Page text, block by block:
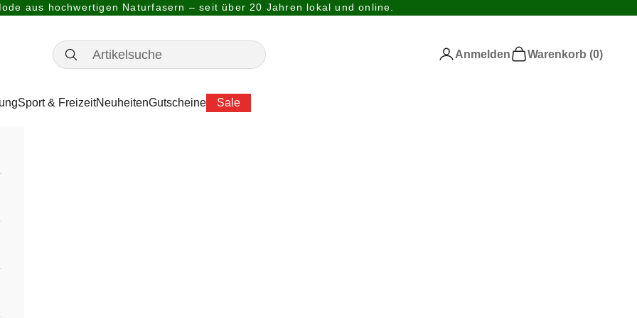
aus hochwertigen Naturfasern – seit über 20 Jahren lokal und online.
Sport & FreizeitNeuheitenGutscheine Sale
Anmelden
AnmeldenWarenkorb
Warenkorb (0)